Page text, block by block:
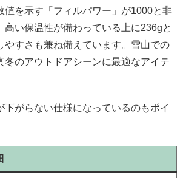
値を示す「フィルパワー」が1000と非
高い保温性が備わっている上に236gと
やすさも兼ね備えています。雪山での
冬のアウトドアシーンに最適なアイテ
下がらない仕様になっているのもポイ